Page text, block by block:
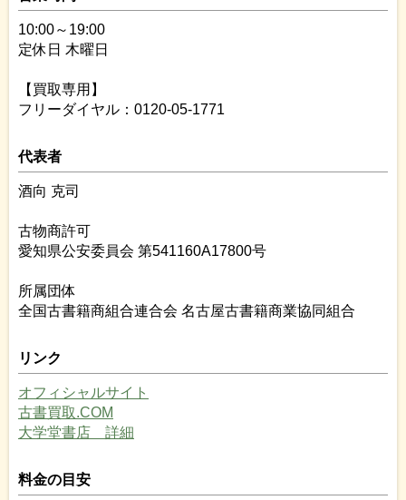
10:00～19:00
定休日 木曜日
【買取専用】
フリーダイヤル：0120-05-1771
代表者
酒向 克司
古物商許可
愛知県公安委員会 第541160A17800号
所属団体
全国古書籍商組合連合会 名古屋古書籍商業協同組合
リンク
オフィシャルサイト
古書買取.COM
大学堂書店 詳細
料金の目安